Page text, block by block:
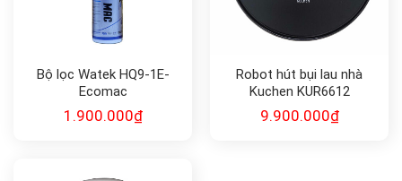
Bộ lọc Watek HQ9-1E-
Ecomac
1.900.000₫
Robot hút bụi lau nhà
Kuchen KUR6612
9.900.000₫